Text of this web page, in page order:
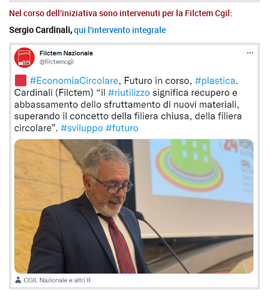
Nel corso dell'iniziativa sono intervenuti per la Filctem Cgil:
Sergio Cardinali,qui l'intervento integrale